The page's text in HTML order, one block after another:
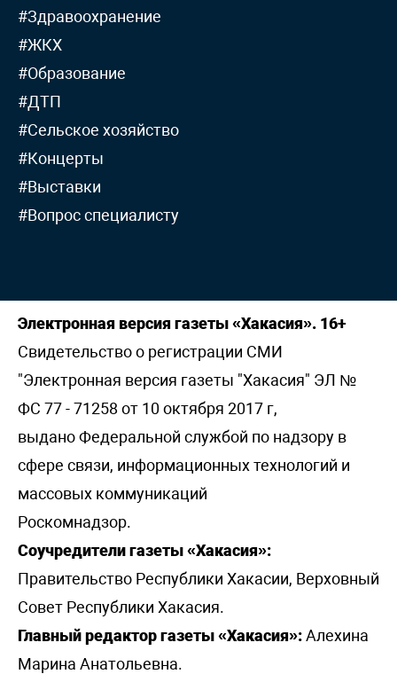
#Здравоохранение
#ЖКХ
#Образование
#ДТП
#Сельское хозяйство
#Концерты
#Выставки
#Вопрос специалисту
Электронная версия газеты «Хакасия». 16+
Свидетельство о регистрации СМИ
"Электронная версия газеты "Хакасия" ЭЛ №
ФС 77 - 71258 от 10 октября 2017 г,
выдано Федеральной службой по надзору в
сфере связи, информационных технологий и
массовых коммуникаций
Роскомнадзор.
Соучредители газеты «Хакасия»:
Правительство Республики Хакасии, Верховный
Совет Республики Хакасия.
Главный редактор газеты «Хакасия»:Алехина
Марина Анатольевна.